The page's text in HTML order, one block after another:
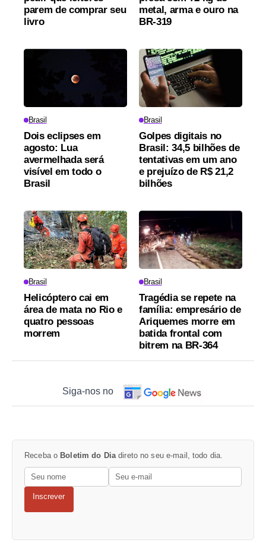
parem de comprar seu
livro
metal, arma e ouro na
BR-319
Brasil
Dois eclipses em
agosto: Lua
avermelhada será
visível em todo o
Brasil
Brasil
Golpes digitais no
Brasil: 34,5 bilhões de
tentativas em um ano
e prejuízo de R$ 21,2
bilhões
Brasil
Helicóptero cai em
área de mata no Rio e
quatro pessoas
morrem
Brasil
Tragédia se repete na
família: empresário de
Ariquemes morre em
batida frontal com
bitrem na BR-364
Siga-nos no
Receba o Boletim do Diadireto no seu e-mail, todo dia.
Inscrever